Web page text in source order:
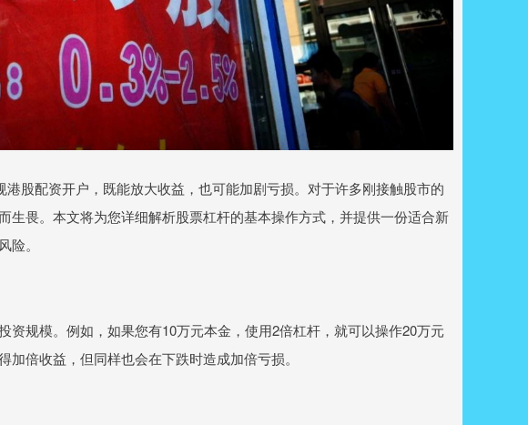
港股配资开户，既能放大收益，也可能加剧亏损。对于许多刚接触股市的
生畏。本文将为您详细解析股票杠杆的基本操作方式，并提供一份适合新
。
资规模。例如，如果您有10万元本金，使用2倍杠杆，就可以操作20万元
倍收益，但同样也会在下跌时造成加倍亏损。